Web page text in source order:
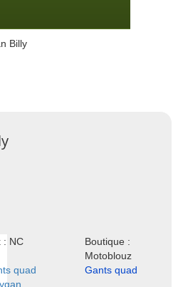
Billy
: NC
Boutique :
Motoblouz
quad
Gants quad